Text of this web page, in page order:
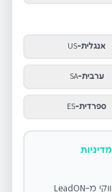
אנגלית-
US
ערבית-
SA
ספרדית-
ES
מדיניות
אני מסכים/ה לקבל חומר פרסומי ושיווקי מ-LeadON